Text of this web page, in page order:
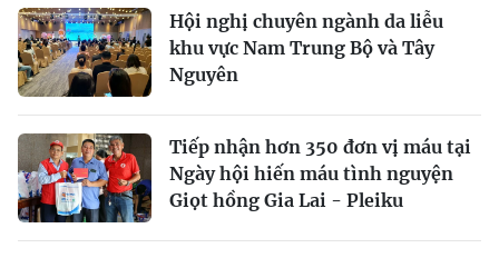
Hội nghị chuyên ngành da liễu
khu vực Nam Trung Bộ và Tây
Nguyên
Tiếp nhận hơn 350 đơn vị máu tại
Ngày hội hiến máu tình nguyện
Giọt hồng Gia Lai - Pleiku